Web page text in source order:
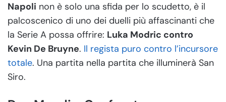
Napoli non è solo una sfida per lo scudetto, è il
palcoscenico di uno dei duelli più affascinanti che
la Serie A possa offrire: Luka Modric contro
Kevin De Bruyne. Il regista puro contro l’incursore
totale. Una partita nella partita che illuminerà San
Siro.